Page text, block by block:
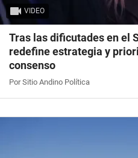
VIDEO
Tras las dificutades en el
redefine estrategia y
consenso
Por Sitio Andino Política